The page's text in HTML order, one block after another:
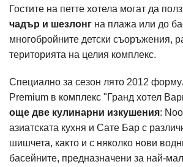
Гостите на петте хотела могат да
чадър и шезлонг на плажа или до
многобройните детски съоръжения,
територията на целия комплекс.
Специално за сезон лято 2012
Premium в комплекс "Гранд хотел
още две кулинарни изкушения:
азиатската кухня и Сате Бар с
шишчета, както и с няколко нови
басейните, предназначени за най-